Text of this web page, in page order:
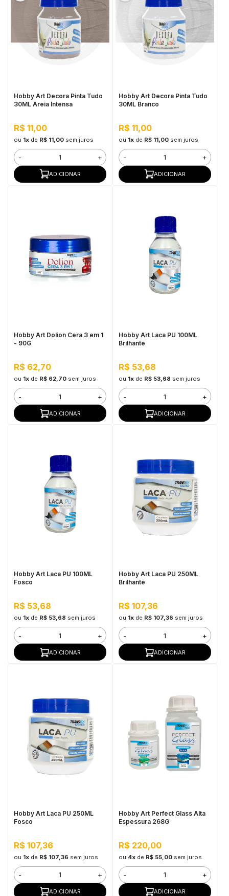
Hobby Art Decora Pinta Tudo
30ML Areia Intensa
R$ 11,00
ou 1xde R$ 11,00 sem juros
- +
ADICIONAR
Hobby Art Decora Pinta Tudo
30ML Branco
R$ 11,00
ou 1xde R$ 11,00 sem juros
- +
ADICIONAR
Hobby Art Dolion Cera 3 em 1
- 90G
R$ 62,70
ou 1xde R$ 62,70 sem juros
- +
ADICIONAR
Hobby Art Laca PU 100ML
Brilhante
R$ 53,68
ou 1xde R$ 53,68 sem juros
- +
ADICIONAR
Hobby Art Laca PU 100ML
Fosco
R$ 53,68
ou 1xde R$ 53,68 sem juros
- +
ADICIONAR
Hobby Art Laca PU 250ML
Brilhante
R$ 107,36
ou 1xde R$ 107,36 sem juros
- +
ADICIONAR
Hobby Art Laca PU 250ML
Fosco
R$ 107,36
ou 1xde R$ 107,36 sem juros
- +
ADICIONAR
Hobby Art Perfect Glass Alta
Espessura 268G
R$ 220,00
ou 4xde R$ 55,00 sem juros
- +
ADICIONAR